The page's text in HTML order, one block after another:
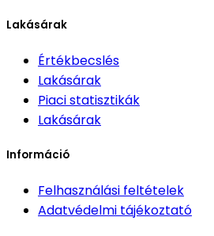
Lakásárak
Értékbecslés
Lakásárak
Piaci statisztikák
Lakásárak
Információ
Felhasználási feltételek
Adatvédelmi tájékoztató